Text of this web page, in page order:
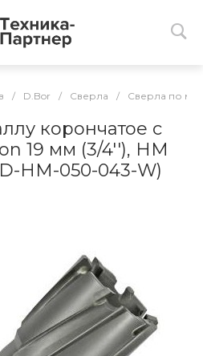
/ D.Bor / Сверла / Сверла по
корончатое с
19 мм (3/4''), HM
HM-050-043-W)